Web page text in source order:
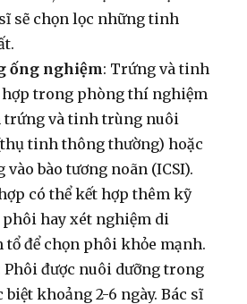
sẽ chọn lọc những tinh
ống nghiệm: Trứng và tinh
trong phòng thí nghiệm
trứng và tinh trùng nuôi
tinh thông thường) hoặc
bào tương noãn (ICSI).
có thể kết hợp thêm kỹ
hay xét nghiệm di
để chọn phôi khỏe mạnh.
Phôi được nuôi dưỡng trong
khoảng 2-6 ngày. Bác sĩ